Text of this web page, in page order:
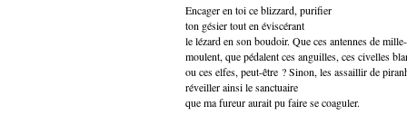
Encager en toi ce blizzard, purifier
ton gésier tout en éviscérant
le lézard en son boudoir. Que ces antennes de
moulent, que pédalent ces anguilles, ces civelles
ou ces elfes, peut-être ? Sinon, les assaillir de
réveiller ainsi le sanctuaire
que ma fureur aurait pu faire se coaguler.